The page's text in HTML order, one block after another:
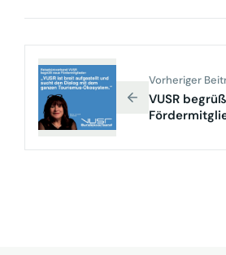
Vorheriger
VUSR